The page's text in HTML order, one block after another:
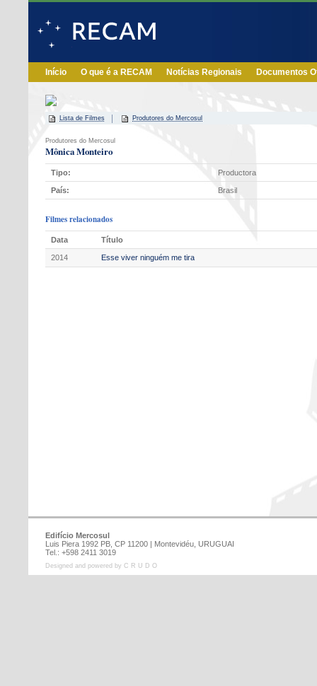
Início O que é a RECAM Notícias Regionais Documentos
Lista de Filmes Produtores do Mercosul
Produtores do Mercosul
Mônica Monteiro
Tipo: Productora
País: Brasil
Filmes relacionados
Data Título
2014 Esse viver ninguém me tira
Edifício Mercosul
Luis Piera 1992 PB, CP 11200 | Montevidéu, URUGUAI
Tel.: +598 2411 3019
Designed and powered by C R U D O